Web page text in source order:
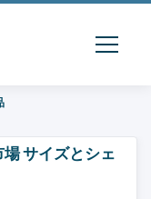
サイズとシェ